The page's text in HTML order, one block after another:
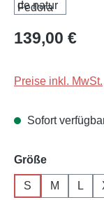
Regulärer Preis:
139,00 €
Preise inkl. MwSt.
Sofort
Größeauswählen
S M L